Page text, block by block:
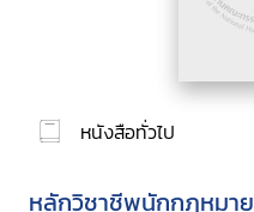
หนังสือทั่วไป
หลักวิชาชีพนักกฎหมาย